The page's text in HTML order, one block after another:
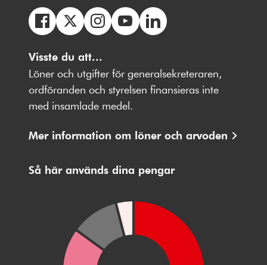
oss
på
Facebbok
oss
på
oss
på
Instagram
på
Youtube
på
LinkedIn
Visste du att...
Löner och utgifter för generalsekreteraren,
ordföranden och styrelsen finansieras inte
med insamlade medel.
Mer information om löner och arvoden
Så här används dina pengar